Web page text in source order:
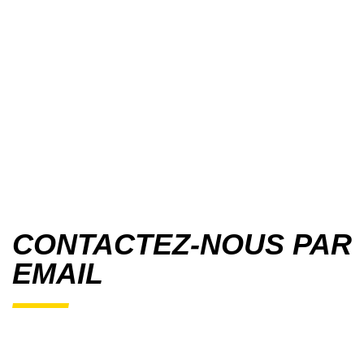
CONTACTEZ-NOUS PAR
EMAIL